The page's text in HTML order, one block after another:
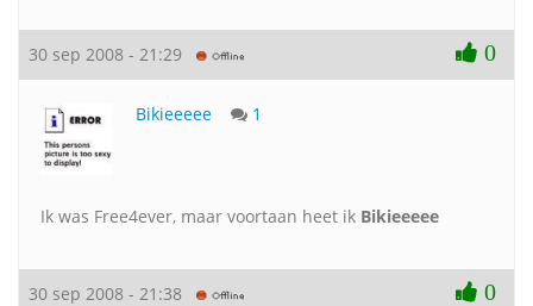
30 sep 2008 - 21:29 0
Bikieeeee 1
Ik was Free4ever, maar voortaan heet ik Bikieeeee
30 sep 2008 - 21:38 0